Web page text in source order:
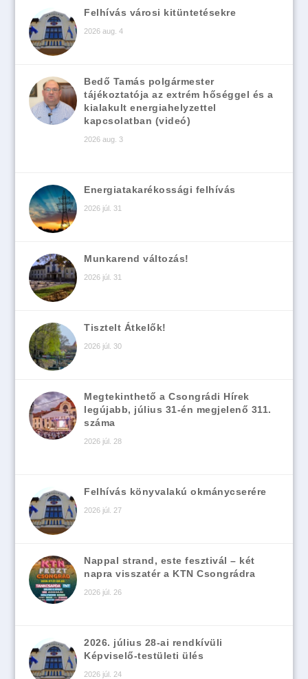
Felhívás városi kitüntetésekre
2026 aug. 4
Bedő Tamás polgármester
tájékoztatója az extrém hőséggel és a
kialakult energiahelyzettel
kapcsolatban (videó)
2026 aug. 3
Energiatakarékossági felhívás
2026 júl. 31
Munkarend változás!
2026 júl. 31
Tisztelt Átkelők!
2026 júl. 30
Megtekinthető a Csongrádi Hírek
legújabb, július 31-én megjelenő 311.
száma
2026 júl. 28
Felhívás könyvalakú okmánycserére
2026 júl. 27
Nappal strand, este fesztivál – két
napra visszatér a KTN Csongrádra
2026 júl. 26
2026. július 28-ai rendkívüli
Képviselő-testületi ülés
2026 júl. 24